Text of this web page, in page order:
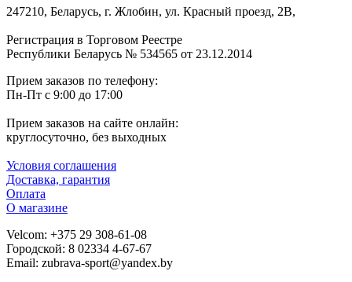
247210, Беларусь, г. Жлобин, ул. Красный проезд, 2В,
Регистрация в Торговом Реестре
Республики Беларусь № 534565 от 23.12.2014
Прием заказов по телефону:
Пн-Пт с 9:00 до 17:00
Прием заказов на сайте онлайн:
круглосуточно, без выходных
Условия соглашения
Доставка, гарантия
Оплата
О магазине
Velcom: +375 29 308-61-08
Городской: 8 02334 4-67-67
Email: zubrava-sport@yandex.by